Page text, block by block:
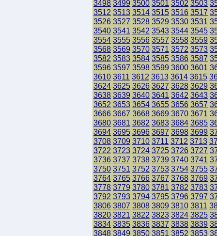
3498 3499 3500 3501 3502 3503
3512 3513 3514 3515 3516 3517
3526 3527 3528 3529 3530 3531
3540 3541 3542 3543 3544 3545
3554 3555 3556 3557 3558 3559
3568 3569 3570 3571 3572 3573
3582 3583 3584 3585 3586 3587
3596 3597 3598 3599 3600 3601
3610 3611 3612 3613 3614 3615
3624 3625 3626 3627 3628 3629
3638 3639 3640 3641 3642 3643
3652 3653 3654 3655 3656 3657
3666 3667 3668 3669 3670 3671
3680 3681 3682 3683 3684 3685
3694 3695 3696 3697 3698 3699
3708 3709 3710 3711 3712 3713
3722 3723 3724 3725 3726 3727
3736 3737 3738 3739 3740 3741
3750 3751 3752 3753 3754 3755
3764 3765 3766 3767 3768 3769
3778 3779 3780 3781 3782 3783
3792 3793 3794 3795 3796 3797
3806 3807 3808 3809 3810 3811
3820 3821 3822 3823 3824 3825
3834 3835 3836 3837 3838 3839
3848 3849 3850 3851 3852 3853